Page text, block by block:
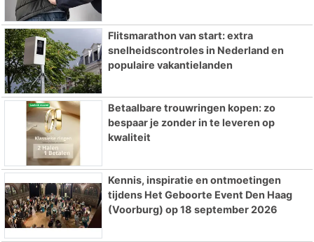
Flitsmarathon van start: extra
snelheidscontroles in Nederland en
populaire vakantielanden
Betaalbare trouwringen kopen: zo
bespaar je zonder in te leveren op
kwaliteit
Kennis, inspiratie en ontmoetingen
tijdens Het Geboorte Event Den Haag
(Voorburg) op 18 september 2026